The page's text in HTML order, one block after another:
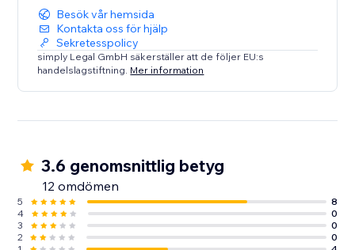
Besök vår hemsida
Kontakta oss för hjälp
Sekretesspolicy
simply Legal GmbH säkerställer att de följer EU:s
handelslagstiftning. Mer information
3.6 genomsnittlig betyg
12 omdömen
5
8
4
0
3
0
2
0